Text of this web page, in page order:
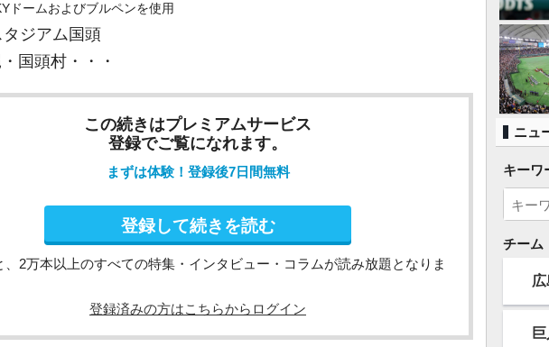
ドームおよびブルペンを使用
ジアム国頭
国頭村・・・
この続きはプレミアムサービス
登録でご覧になれます。
まずは体験！登録後7日間無料
登録して続きを読む
、2万本以上のすべての特集・インタビュー・コラムが読み放題となりま
登録済みの方はこちらからログイン
ニュ
キーワ
チーム
広